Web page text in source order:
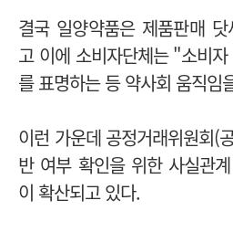
결국 일양약품은 제품판매
고 이에 소비자단체는 "소비
를 표명하는 등 약사회 움직임
이런 가운데 공정거래위원회(
반 여부 확인을 위한 사실관
이 확산되고 있다.